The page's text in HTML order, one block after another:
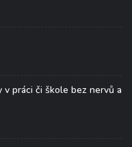
v práci či škole bez nervů a